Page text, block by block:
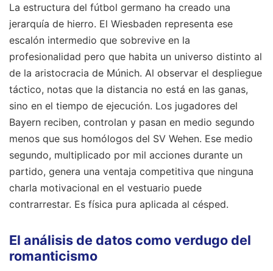
La estructura del fútbol germano ha creado una
jerarquía de hierro. El Wiesbaden representa ese
escalón intermedio que sobrevive en la
profesionalidad pero que habita un universo distinto al
de la aristocracia de Múnich. Al observar el despliegue
táctico, notas que la distancia no está en las ganas,
sino en el tiempo de ejecución. Los jugadores del
Bayern reciben, controlan y pasan en medio segundo
menos que sus homólogos del SV Wehen. Ese medio
segundo, multiplicado por mil acciones durante un
partido, genera una ventaja competitiva que ninguna
charla motivacional en el vestuario puede
contrarrestar. Es física pura aplicada al césped.
El análisis de datos como verdugo del
romanticismo